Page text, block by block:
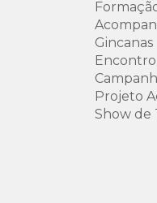
Gincanas
Encontro
Projeto
Show de